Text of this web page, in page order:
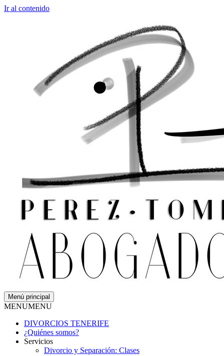
Ir al contenido
Menú principal
MENUMENU
DIVORCIOS TENERIFE
¿Quiénes somos?
Servicios
Divorcio y Separación: Clases